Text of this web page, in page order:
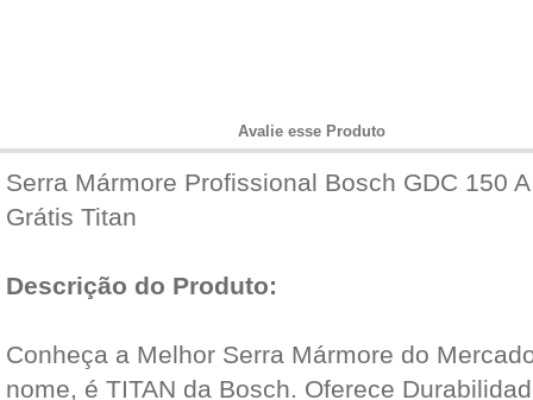
Avalie esse Produto
Serra Mármore Profissional Bosch GDC 150
Grátis Titan
Descrição do Produto:
Conheça a Melhor Serra Mármore do
nome, é TITAN da Bosch. Oferece